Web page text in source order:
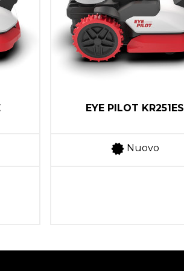
EYE PILOT KR251ES
Nuovo